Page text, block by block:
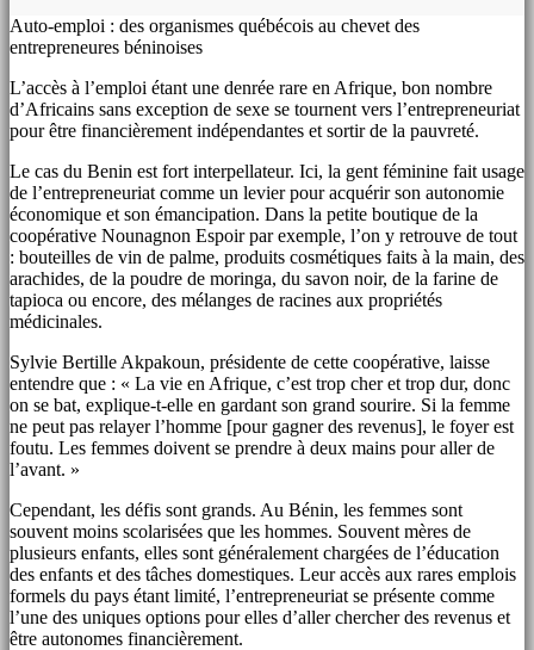
Auto-emploi : des organismes québécois au chevet des
entrepreneures béninoises
L’accès à l’emploi étant une denrée rare en Afrique, bon nombre
d’Africains sans exception de sexe se tournent vers l’entrepreneuriat
pour être financièrement indépendantes et sortir de la pauvreté.
Le cas du Benin est fort interpellateur. Ici, la gent féminine fait usage
de l’entrepreneuriat comme un levier pour acquérir son autonomie
économique et son émancipation. Dans la petite boutique de la
coopérative Nounagnon Espoir par exemple, l’on y retrouve de tout
: bouteilles de vin de palme, produits cosmétiques faits à la main, des
arachides, de la poudre de moringa, du savon noir, de la farine de
tapioca ou encore, des mélanges de racines aux propriétés
médicinales.
Sylvie Bertille Akpakoun, présidente de cette coopérative, laisse
entendre que : « La vie en Afrique, c’est trop cher et trop dur, donc
on se bat, explique-t-elle en gardant son grand sourire. Si la femme
ne peut pas relayer l’homme [pour gagner des revenus], le foyer est
foutu. Les femmes doivent se prendre à deux mains pour aller de
l’avant. »
Cependant, les défis sont grands. Au Bénin, les femmes sont
souvent moins scolarisées que les hommes. Souvent mères de
plusieurs enfants, elles sont généralement chargées de l’éducation
des enfants et des tâches domestiques. Leur accès aux rares emplois
formels du pays étant limité, l’entrepreneuriat se présente comme
l’une des uniques options pour elles d’aller chercher des revenus et
être autonomes financièrement.